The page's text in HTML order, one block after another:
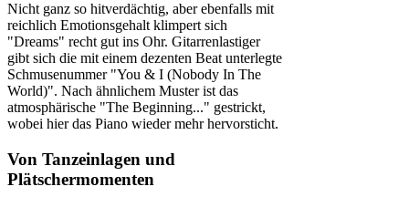
Nicht ganz so hitverdächtig, aber ebenfalls mit
reichlich Emotionsgehalt klimpert sich
"Dreams" recht gut ins Ohr. Gitarrenlastiger
gibt sich die mit einem dezenten Beat unterlegte
Schmusenummer "You & I (Nobody In The
World)". Nach ähnlichem Muster ist das
atmosphärische "The Beginning..." gestrickt,
wobei hier das Piano wieder mehr hervorsticht.
Von Tanzeinlagen und
Plätschermomenten